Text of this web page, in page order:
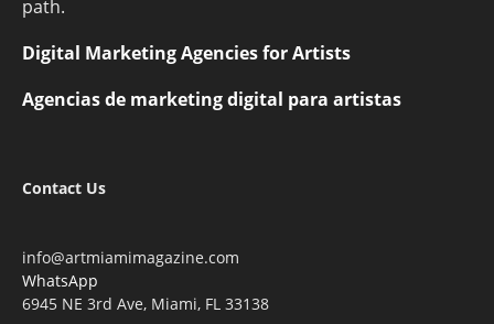
path.
Digital Marketing Agencies for Artists
Agencias de marketing digital para artistas
Contact Us
info@artmiamimagazine.com
WhatsApp
6945 NE 3rd Ave, Miami, FL 33138